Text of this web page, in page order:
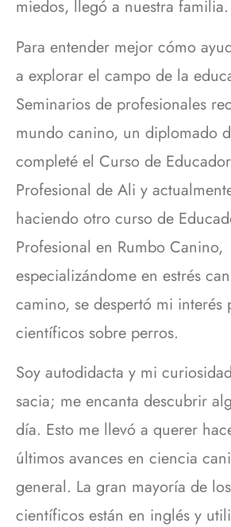
miedos, llegó a nuestra familia.
Para entender mejor cómo
a explorar el campo de la
Seminarios de profesionales
mundo canino, un diplomado
completé el Curso de
Profesional de Ali y
haciendo otro curso de
Profesional en Rumbo Canino,
especializándome en estrés
camino, se despertó mi interés
científicos sobre perros.
Soy autodidacta y mi
sacia; me encanta descubrir
día. Esto me llevó a querer
últimos avances en ciencia
general. La gran mayoría de
científicos están en inglés y